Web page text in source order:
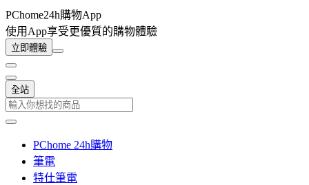
PChome24h購物App
使用App享受更優質的購物體驗
立即體驗
全站
PChome 24h購物
筆電
特仕筆電